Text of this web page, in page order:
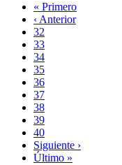
Paginación
Primera
página
« Primero
Página
anterior
‹ Anterior
Page
32
Page
33
Page
34
Page
35
Página
actual
36
Page
37
Page
38
Page
39
Page
40
Siguiente
página
Siguiente ›
Última
Último »